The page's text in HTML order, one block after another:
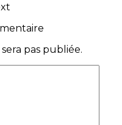
pas publiée.